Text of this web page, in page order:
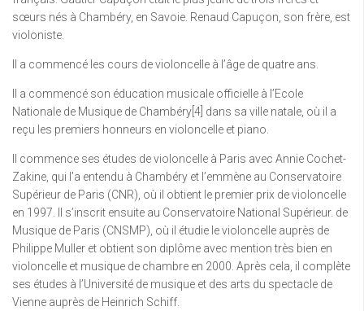
sœurs nés à Chambéry, en Savoie. Renaud Capuçon, son frère, est
violoniste.
Il a commencé les cours de violoncelle à l’âge de quatre ans.
Il a commencé son éducation musicale officielle à l’Ecole
Nationale de Musique de Chambéry[4] dans sa ville natale, où il a
reçu les premiers honneurs en violoncelle et piano.
Il commence ses études de violoncelle à Paris avec Annie Cochet-
Zakine, qui l’a entendu à Chambéry et l’emmène au Conservatoire
Supérieur de Paris (CNR), où il obtient le premier prix de violoncelle
en 1997. Il s’inscrit ensuite au Conservatoire National Supérieur. de
Musique de Paris (CNSMP), où il étudie le violoncelle auprès de
Philippe Muller et obtient son diplôme avec mention très bien en
violoncelle et musique de chambre en 2000. Après cela, il complète
ses études à l’Université de musique et des arts du spectacle de
Vienne auprès de Heinrich Schiff.